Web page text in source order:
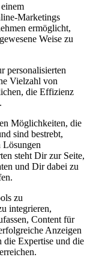
Marketings
ermöglicht,
Weise zu
personalisierten
Vielzahl von
die Effizienz
Möglichkeiten, die
sind bestrebt,
Lösungen
steht Dir zur Seite,
und Dir dabei zu
zu
integrieren,
Content für
Anzeigen
die Expertise und die